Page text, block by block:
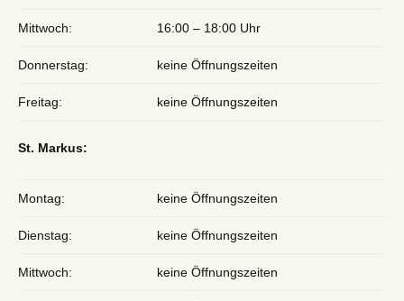
Mittwoch: 16:00 – 18:00 Uhr
Donnerstag: keine Öffnungszeiten
Freitag: keine Öffnungszeiten
St. Markus:
Montag: keine Öffnungszeiten
Dienstag: keine Öffnungszeiten
Mittwoch: keine Öffnungszeiten